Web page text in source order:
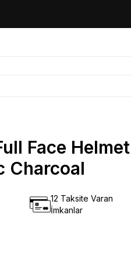
Face
Charcoal
12 Taksite Varan
İmkanlar